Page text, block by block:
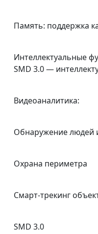
Память: поддержка
Интеллектуальные
SMD 3.0 —
Видеоаналитика:
Обнаружение людей
Охрана периметра
Смарт-трекинг
SMD 3.0